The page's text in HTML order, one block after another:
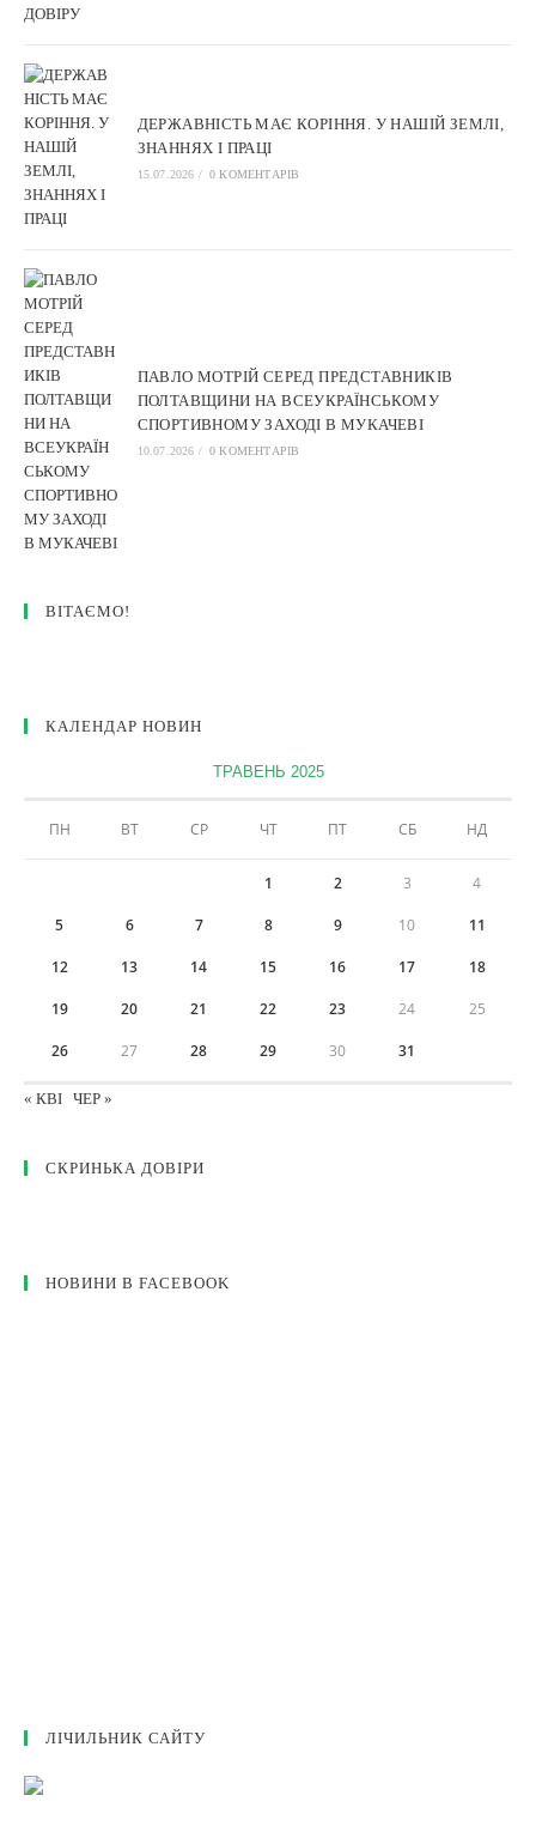
ДЕРЖАВНІСТЬ МАЄ КОРІННЯ. У НАШІЙ ЗЕМЛІ,
ЗНАННЯХ І ПРАЦІ
15.07.2026 / 0 КОМЕНТАРІВ
ПАВЛО МОТРІЙ СЕРЕД ПРЕДСТАВНИКІВ
ПОЛТАВЩИНИ НА ВСЕУКРАЇНСЬКОМУ
СПОРТИВНОМУ ЗАХОДІ В МУКАЧЕВІ
10.07.2026 / 0 КОМЕНТАРІВ
ВІТАЄМО!
КАЛЕНДАР НОВИН
ТРАВЕНЬ 2025
ПН ВТ СР ЧТ ПТ СБ НД
1 2 3 4
5 6 7 8 9 10 11
12 13 14 15 16 17 18
19 20 21 22 23 24 25
26 27 28 29 30 31
« КВІ ЧЕР »
СКРИНЬКА ДОВІРИ
НОВИНИ В FACEBOOK
ЛІЧИЛЬНИК САЙТУ